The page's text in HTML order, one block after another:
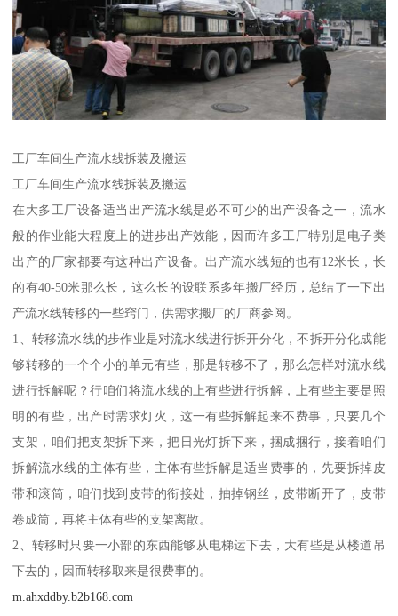
工厂车间生产流水线拆装及搬运
工厂车间生产流水线拆装及搬运
在大多工厂设备适当出产流水线是必不可少的出产设备之一，流水
般的作业能大程度上的进步出产效能，因而许多工厂特别是电子类
出产的厂家都要有这种出产设备。出产流水线短的也有12米长，长
的有40-50米那么长，这么长的设联系多年搬厂经历，总结了一下出
产流水线转移的一些窍门，供需求搬厂的厂商参阅。
1、转移流水线的步作业是对流水线进行拆开分化，不拆开分化成能
够转移的一个个小的单元有些，那是转移不了，那么怎样对流水线
进行拆解呢？行咱们将流水线的上有些进行拆解，上有些主要是照
明的有些，出产时需求灯火，这一有些拆解起来不费事，只要几个
支架，咱们把支架拆下来，把日光灯拆下来，捆成捆行，接着咱们
拆解流水线的主体有些，主体有些拆解是适当费事的，先要拆掉皮
带和滚筒，咱们找到皮带的衔接处，抽掉钢丝，皮带断开了，皮带
卷成筒，再将主体有些的支架离散。
2、转移时只要一小部的东西能够从电梯运下去，大有些是从楼道吊
下去的，因而转移取来是很费事的。
m.ahxddby.b2b168.com